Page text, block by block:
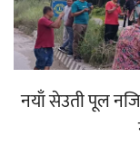
नयाँ सेउती पूल